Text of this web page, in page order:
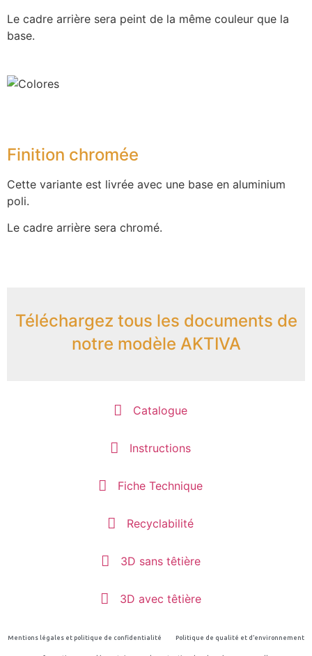
Le cadre arrière sera peint de la même couleur que la
base.
Finition chromée
Cette variante est livrée avec une base en aluminium
poli.
Le cadre arrière sera chromé.
Téléchargez tous les documents de
notre modèle AKTIVA
Catalogue
Instructions
Fiche Technique
Recyclabilité
3D sans têtière
3D avec têtière
Mentions légales et politique de confidentialité Politique de qualité et d’environnement